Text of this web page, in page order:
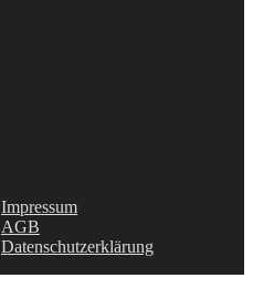
Impressum
AGB
Datenschutzerklärung